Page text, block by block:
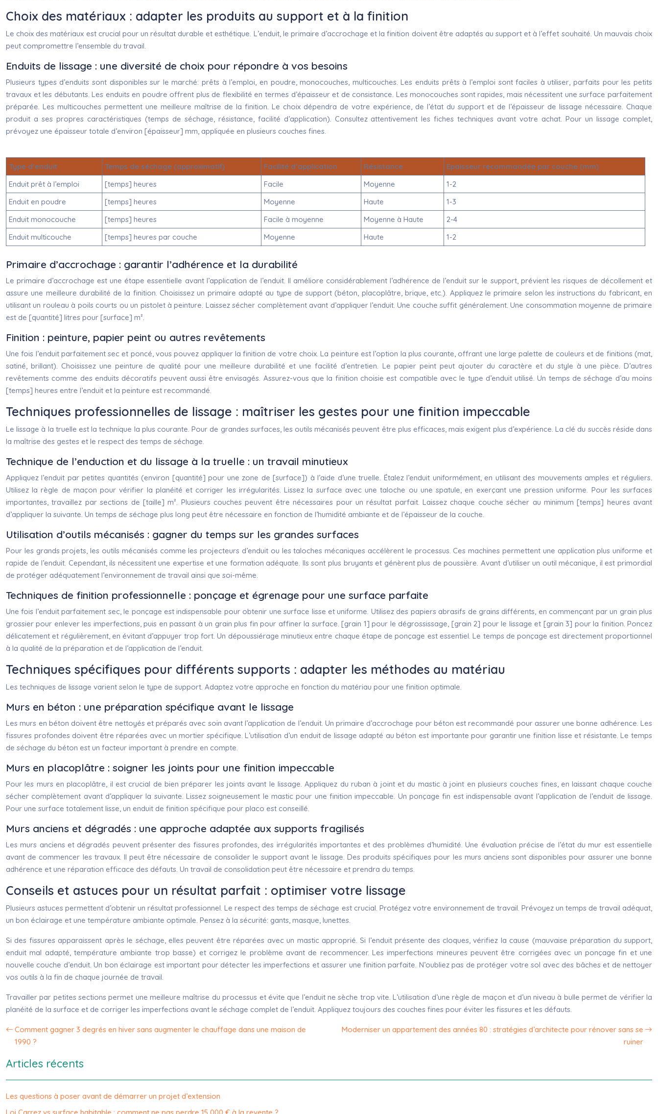
Choix des matériaux : adapter les produits au support et à la finition
Le choix des matériaux est crucial pour un résultat durable et esthétique. L’enduit, le primaire d’accrochage et la finition doivent être adaptés au support et à l’effet souhaité. Un mauvais choix
peut compromettre l’ensemble du travail.
Enduits de lissage : une diversité de choix pour répondre à vos besoins
Plusieurs types d’enduits sont disponibles sur le marché: prêts à l’emploi, en poudre, monocouches, multicouches. Les enduits prêts à l’emploi sont faciles à utiliser, parfaits pour les petits
travaux et les débutants. Les enduits en poudre offrent plus de flexibilité en termes d’épaisseur et de consistance. Les monocouches sont rapides, mais nécessitent une surface parfaitement
préparée. Les multicouches permettent une meilleure maîtrise de la finition. Le choix dépendra de votre expérience, de l’état du support et de l’épaisseur de lissage nécessaire. Chaque
produit a ses propres caractéristiques (temps de séchage, résistance, facilité d’application). Consultez attentivement les fiches techniques avant votre achat. Pour un lissage complet,
prévoyez une épaisseur totale d’environ [épaisseur] mm, appliquée en plusieurs couches fines.
Type d’enduit Temps de séchage (approximatif) Facilité d’application Résistance
Epaisseur recommandée par couche (mm)
Enduit prêt à l’emploi
[temps] heures Facile Moyenne
1-2
Enduit en poudre
[temps] heures Moyenne Haute
1-3
Enduit monocouche
[temps] heures Facile à moyenne Moyenne à Haute
2-4
Enduit multicouche
[temps] heures par couche Moyenne Haute 1-2
Primaire d’accrochage : garantir l’adhérence et la durabilité
Le primaire d’accrochage est une étape essentielle avant l’application de l’enduit. Il améliore considérablement l’adhérence de l’enduit sur le support, prévient les risques de décollement et
assure une meilleure durabilité de la finition. Choisissez un primaire adapté au type de support (béton, placoplâtre, brique, etc.). Appliquez le primaire selon les instructions du fabricant, en
utilisant un rouleau à poils courts ou un pistolet à peinture. Laissez sécher complètement avant d’appliquer l’enduit. Une couche suffit généralement. Une consommation moyenne de primaire
est de [quantité] litres pour [surface] m².
Finition : peinture, papier peint ou autres revêtements
Une fois l’enduit parfaitement sec et poncé, vous pouvez appliquer la finition de votre choix. La peinture est l’option la plus courante, offrant une large palette de couleurs et de finitions (mat,
satiné, brillant). Choisissez une peinture de qualité pour une meilleure durabilité et une facilité d’entretien. Le papier peint peut ajouter du caractère et du style à une pièce. D’autres
revêtements comme des enduits décoratifs peuvent aussi être envisagés. Assurez-vous que la finition choisie est compatible avec le type d’enduit utilisé. Un temps de séchage d’au moins
[temps] heures entre l’enduit et la peinture est recommandé.
Techniques professionnelles de lissage : maîtriser les gestes pour une finition impeccable
Le lissage à la truelle est la technique la plus courante. Pour de grandes surfaces, les outils mécanisés peuvent être plus efficaces, mais exigent plus d’expérience. La clé du succès réside dans
la maîtrise des gestes et le respect des temps de séchage.
Technique de l’enduction et du lissage à la truelle : un travail minutieux
Appliquez l’enduit par petites quantités (environ [quantité] pour une zone de [surface]) à l’aide d’une truelle. Étalez l’enduit uniformément, en utilisant des mouvements amples et réguliers.
Utilisez la règle de maçon pour vérifier la planéité et corriger les irrégularités. Lissez la surface avec une taloche ou une spatule, en exerçant une pression uniforme. Pour les surfaces
importantes, travaillez par sections de [taille] m². Plusieurs couches peuvent être nécessaires pour un résultat parfait. Laissez chaque couche sécher au minimum [temps] heures avant
d’appliquer la suivante. Un temps de séchage plus long peut être nécessaire en fonction de l’humidité ambiante et de l’épaisseur de la couche.
Utilisation d’outils mécanisés : gagner du temps sur les grandes surfaces
Pour les grands projets, les outils mécanisés comme les projecteurs d’enduit ou les taloches mécaniques accélèrent le processus. Ces machines permettent une application plus uniforme et
rapide de l’enduit. Cependant, ils nécessitent une expertise et une formation adéquate. Ils sont plus bruyants et génèrent plus de poussière. Avant d’utiliser un outil mécanique, il est primordial
de protéger adéquatement l’environnement de travail ainsi que soi-même.
Techniques de finition professionnelle : ponçage et égrenage pour une surface parfaite
Une fois l’enduit parfaitement sec, le ponçage est indispensable pour obtenir une surface lisse et uniforme. Utilisez des papiers abrasifs de grains différents, en commençant par un grain plus
grossier pour enlever les imperfections, puis en passant à un grain plus fin pour affiner la surface. [grain 1] pour le dégrossissage, [grain 2] pour le lissage et [grain 3] pour la finition. Poncez
délicatement et régulièrement, en évitant d’appuyer trop fort. Un dépoussiérage minutieux entre chaque étape de ponçage est essentiel. Le temps de ponçage est directement proportionnel
à la qualité de la préparation et de l’application de l’enduit.
Techniques spécifiques pour différents supports : adapter les méthodes au matériau
Les techniques de lissage varient selon le type de support. Adaptez votre approche en fonction du matériau pour une finition optimale.
Murs en béton : une préparation spécifique avant le lissage
Les murs en béton doivent être nettoyés et préparés avec soin avant l’application de l’enduit. Un primaire d’accrochage pour béton est recommandé pour assurer une bonne adhérence. Les
fissures profondes doivent être réparées avec un mortier spécifique. L’utilisation d’un enduit de lissage adapté au béton est importante pour garantir une finition lisse et résistante. Le temps
de séchage du béton est un facteur important à prendre en compte.
Murs en placoplâtre : soigner les joints pour une finition impeccable
Pour les murs en placoplâtre, il est crucial de bien préparer les joints avant le lissage. Appliquez du ruban à joint et du mastic à joint en plusieurs couches fines, en laissant chaque couche
sécher complètement avant d’appliquer la suivante. Lissez soigneusement le mastic pour une finition impeccable. Un ponçage fin est indispensable avant l’application de l’enduit de lissage.
Pour une surface totalement lisse, un enduit de finition spécifique pour placo est conseillé.
Murs anciens et dégradés : une approche adaptée aux supports fragilisés
Les murs anciens et dégradés peuvent présenter des fissures profondes, des irrégularités importantes et des problèmes d’humidité. Une évaluation précise de l’état du mur est essentielle
avant de commencer les travaux. Il peut être nécessaire de consolider le support avant le lissage. Des produits spécifiques pour les murs anciens sont disponibles pour assurer une bonne
adhérence et une réparation efficace des défauts. Un travail de consolidation peut être nécessaire et prendra du temps.
Conseils et astuces pour un résultat parfait : optimiser votre lissage
Plusieurs astuces permettent d’obtenir un résultat professionnel. Le respect des temps de séchage est crucial. Protégez votre environnement de travail. Prévoyez un temps de travail adéquat,
un bon éclairage et une température ambiante optimale. Pensez à la sécurité: gants, masque, lunettes.
Si des fissures apparaissent après le séchage, elles peuvent être réparées avec un mastic approprié. Si l’enduit présente des cloques, vérifiez la cause (mauvaise préparation du support,
enduit mal adapté, température ambiante trop basse) et corrigez le problème avant de recommencer. Les imperfections mineures peuvent être corrigées avec un ponçage fin et une
nouvelle couche d’enduit. Un bon éclairage est important pour détecter les imperfections et assurer une finition parfaite. N’oubliez pas de protéger votre sol avec des bâches et de nettoyer
vos outils à la fin de chaque journée de travail.
Travailler par petites sections permet une meilleure maîtrise du processus et évite que l’enduit ne sèche trop vite. L’utilisation d’une règle de maçon et d’un niveau à bulle permet de vérifier la
planéité de la surface et de corriger les imperfections avant le séchage complet de l’enduit. Appliquez toujours des couches fines pour éviter les fissures et les défauts.
Comment gagner 3 degrés en hiver sans augmenter le chauffage dans une maison de
1990 ?
Moderniser un appartement des années 80 : stratégies d’architecte pour rénover sans se
ruiner
Articles récents
Les questions à poser avant de démarrer un projet d’extension